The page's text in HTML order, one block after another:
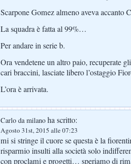
Scarpone Gomez almeno aveva accanto
La squadra è fatta al 99%…
Per andare in serie b.
Ora vendetene un altro paio, recuperate
cari braccini, lasciate libero l’ostaggio
L’ora è arrivata.
Carlo da milano ha scritto:
Agosto 31st, 2015 alle 07:23
mi si stringe il cuore se questa è la
risparmio insulti alla società solo
con proclami e progetti… speriamo di